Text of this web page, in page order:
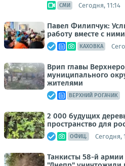
СМИ Сегодня, 11:14
Павел Филипчук:
работу вместе с ними
КАХОВКА
Врип главы
муниципального
жителями
ВЕРХНИЙ РОГАЧИК
2 000 будущих
пространство для
ОФИЦ. Сегодня,
Танкисты 58-й